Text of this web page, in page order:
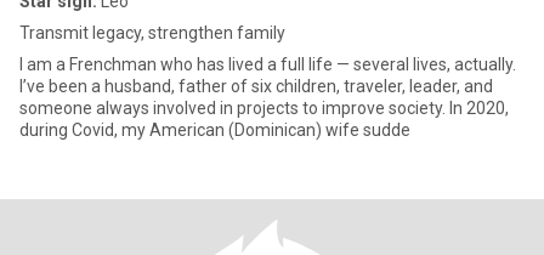
Transmit legacy, strengthen family
I am a Frenchman who has lived a full life — several lives, actually.
I’ve been a husband, father of six children, traveler, leader, and
someone always involved in projects to improve society. In 2020,
during Covid, my American (Dominican) wife sudde